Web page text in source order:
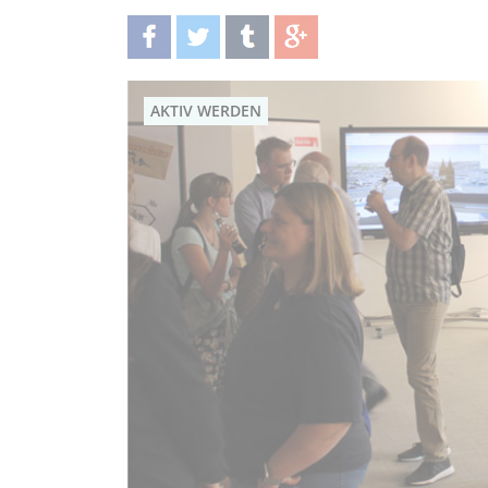
teilentwittern teilen teilen
AKTIV WERDEN